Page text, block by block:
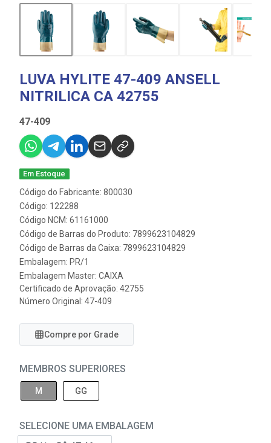
LUVA HYLITE 47-409 ANSELL
NITRILICA CA 42755
47-409
Em Estoque
Código do Fabricante: 800030
Código: 122288
Código NCM: 61161000
Código de Barras do Produto: 7899623104829
Código de Barras da Caixa: 7899623104829
Embalagem: PR/1
Embalagem Master: CAIXA
Certificado de Aprovação: 42755
Número Original: 47-409
Compre por Grade
MEMBROS SUPERIORES
M GG
SELECIONE UMA EMBALAGEM